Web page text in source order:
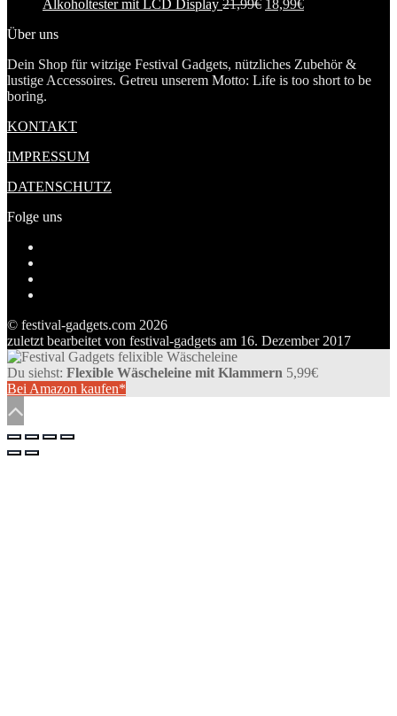
Alkoholtester mit LCD Display 21,99€ 18,99€
Über uns
Dein Shop für witzige Festival Gadgets, nützliches Zubehör &
lustige Accessoires. Getreu unserem Motto: Life is too short to be
boring.
KONTAKT
IMPRESSUM
DATENSCHUTZ
Folge uns
anzeigen
Twitter
anzeigen
auf
Pinterest
anzeigen
© festival-gadgets.com 2026
zuletzt bearbeitet von festival-gadgets am 16. Dezember 2017
Du siehst: Flexible Wäscheleine mit Klammern 5,99€
Bei Amazon kaufen*